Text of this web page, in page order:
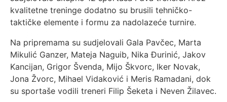
kvalitetne treninge dodatno su brusili tehničko-
taktičke elemente i formu za nadolazeće turnire.
Na pripremama su sudjelovali Gala Pavčec, Marta
Mikulić Ganzer, Mateja Naguib, Nika Đurinić, Jakov
Kancijan, Grigor Švenda, Mijo Škvorc, Iker Novak,
Jona Žvorc, Mihael Vidaković i Meris Ramadani, dok
su sportaše vodili treneri Filip Šeketa i Neven Žilavec.